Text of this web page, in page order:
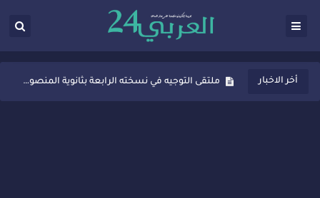
أخر الاخبار
ثانوية المنصور الذهبي بسيدي قاسم تُعزّز ثقافة التوجيه المدرسي بمبادرة نوعية تجمع بين التفاعل والتكريم
ملتقى التوجيه في نسخته الرابعة بثانوية المنصور الذهبي بسيدي قاسم